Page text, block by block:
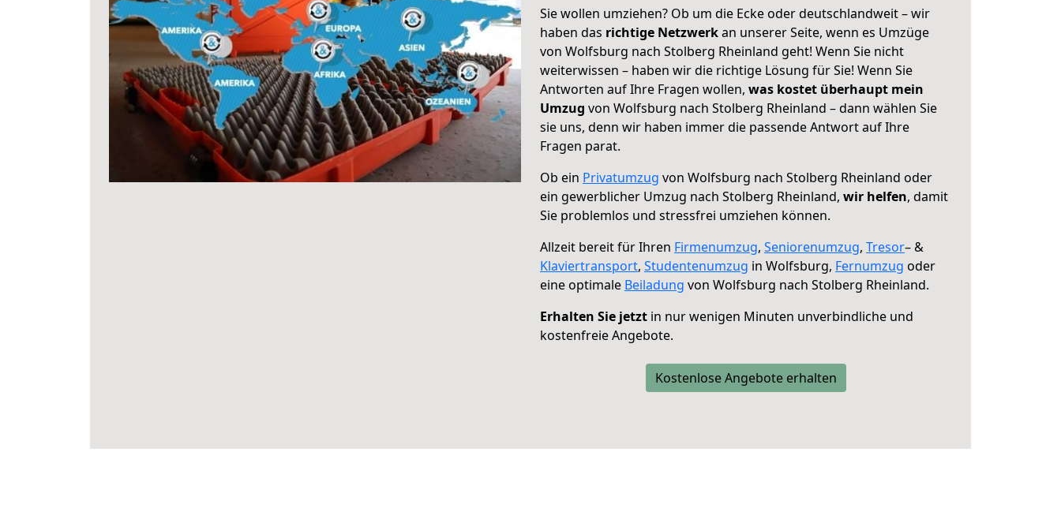
Sie wollen umziehen? Ob um die Ecke oder deutschlandweit – wir
haben das richtige Netzwerkan unserer Seite, wenn es Umzüge
von Wolfsburg nach Stolberg Rheinland geht! Wenn Sie nicht
weiterwissen – haben wir die richtige Lösung für Sie! Wenn Sie
Antworten auf Ihre Fragen wollen, was kostet überhaupt mein
Umzug von Wolfsburg nach Stolberg Rheinland – dann wählen Sie
sie uns, denn wir haben immer die passende Antwort auf Ihre
Fragen parat.
Ob ein Privatumzug von Wolfsburg nach Stolberg Rheinland oder
ein gewerblicher Umzug nach Stolberg Rheinland, wir helfen, damit
Sie problemlos und stressfrei umziehen können.
Allzeit bereit für Ihren Firmenumzug, Seniorenumzug, Tresor– &
Klaviertransport, Studentenumzug in Wolfsburg, Fernumzug oder
eine optimale Beiladung von Wolfsburg nach Stolberg Rheinland.
Erhalten Sie jetzt in nur wenigen Minuten unverbindliche und
kostenfreie Angebote.
Kostenlose Angebote erhalten